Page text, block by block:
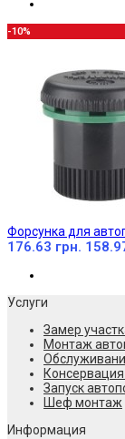
-10%
Форсунка для
176.63 грн.
Услуги
Замер
Монтаж
Запуск
Шеф монтаж
Информация